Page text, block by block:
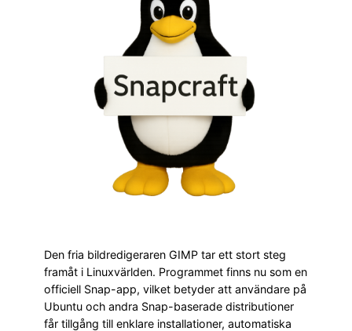
Den fria bildredigeraren GIMP tar ett stort steg
framåt i Linuxvärlden. Programmet finns nu som en
officiell Snap-app, vilket betyder att användare på
Ubuntu och andra Snap-baserade distributioner
får tillgång till enklare installationer, automatiska